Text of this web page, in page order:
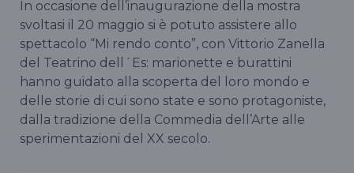
In occasione dell’inaugurazione della mostra
svoltasi il 20 maggio si è potuto assistere allo
spettacolo “Mi rendo conto”, con Vittorio Zanella
del Teatrino dell´Es: marionette e burattini
hanno guidato alla scoperta del loro mondo e
delle storie di cui sono state e sono protagoniste,
dalla tradizione della Commedia dell’Arte alle
sperimentazioni del XX secolo.